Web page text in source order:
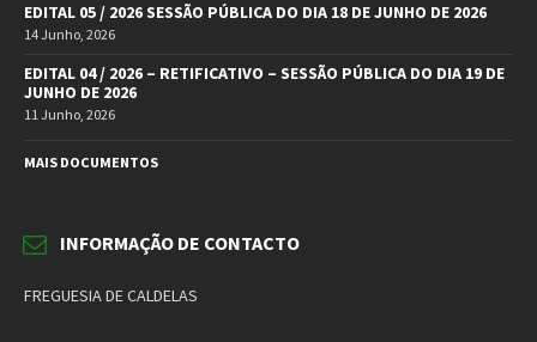
EDITAL 05 / 2026 SESSÃO PÚBLICA DO DIA 18 DE JUNHO DE 2026
14 Junho, 2026
EDITAL 04 / 2026 – RETIFICATIVO – SESSÃO PÚBLICA DO DIA 19 DE
JUNHO DE 2026
11 Junho, 2026
MAIS DOCUMENTOS
INFORMAÇÃO DE CONTACTO
FREGUESIA DE CALDELAS